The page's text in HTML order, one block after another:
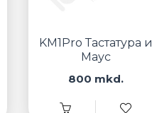
KM1Pro Тастатура и
Маус
800 mkd.